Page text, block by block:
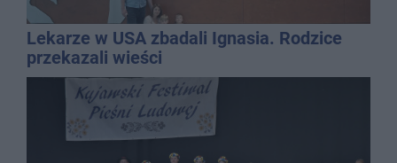
Lekarze w USA zbadali Ignasia. Rodzice
przekazali wieści